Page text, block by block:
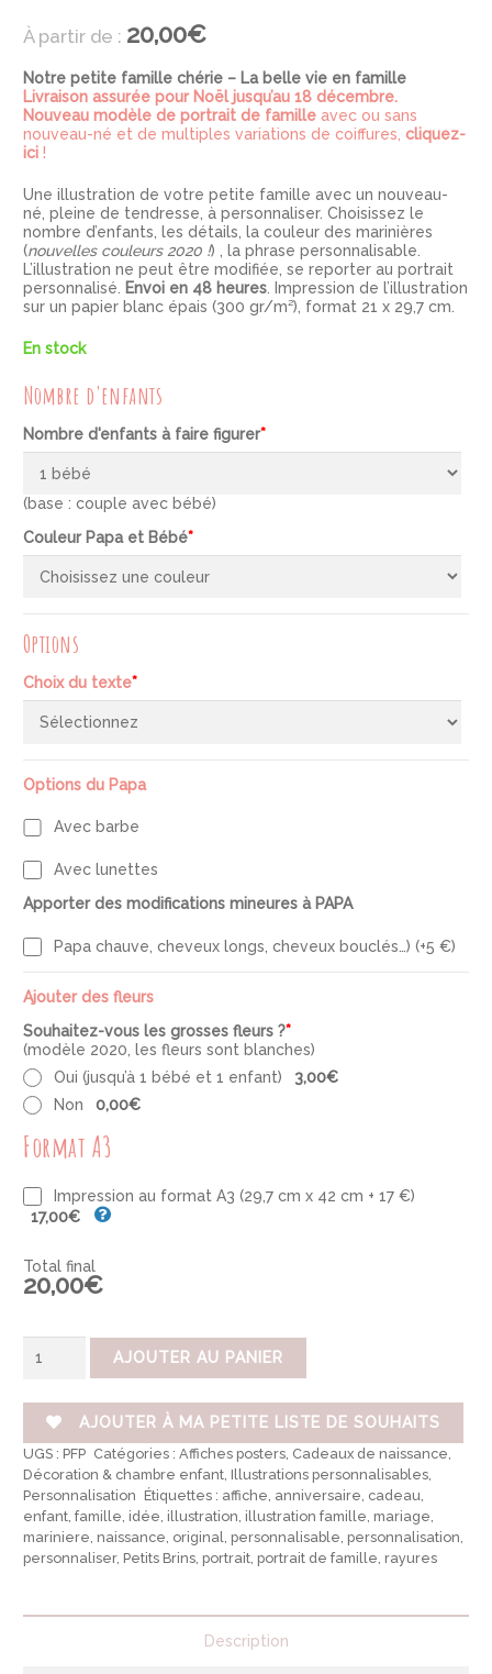
À partir de : 20,00€
Notre petite famille chérie – La belle vie en famille
Livraison assurée pour Noël jusqu’au 18 décembre.
Nouveau modèle de portrait de famille avec ou sans
nouveau-né et de multiples variations de coiffures, cliquez-
ici !
Une illustration de votre petite famille avec un nouveau-
né, pleine de tendresse, à personnaliser. Choisissez le
nombre d’enfants, les détails, la couleur des marinières
(nouvelles couleurs 2020 !) , la phrase personnalisable.
L’illustration ne peut être modifiée, se reporter au portrait
personnalisé.
Envoi en 48 heures . Impression de l’illustration
sur un papier blanc épais (300 gr/m²), format 21 x 29,7 cm.
En stock
Nombre d'enfants
Nombre d'enfants à faire figurer*
(base : couple avec bébé)
Couleur Papa et Bébé*
Options
Choix du texte*
Options du Papa
Avec barbe
Avec lunettes
Apporter des modifications mineures à PAPA
Papa chauve, cheveux longs, cheveux bouclés…) (+5 €)
Ajouter des fleurs
Souhaitez-vous les grosses fleurs ?*
(modèle 2020, les fleurs sont blanches)
Oui (jusqu’à 1 bébé et 1 enfant)
3,00€
Non
0,00€
Format A3
Impression au format A3 (29,7 cm x 42 cm + 17 €)
17,00€
Total final
20,00€
de
de
famille
semi-
personnalisable
AJOUTER AU PANIER
AJOUTER À MA PETITE LISTE DE SOUHAITS
UGS : PFP Catégories :Affiches posters Cadeaux de naissance
Décoration & chambre enfant Illustrations personnalisables
Personnalisation Étiquettes : affiche anniversaire cadeau
enfant famille idée illustration illustration famille mariage
mariniere naissance original personnalisable personnalisation
personnaliser, Petits Brins portrait portrait de famille rayures
Description